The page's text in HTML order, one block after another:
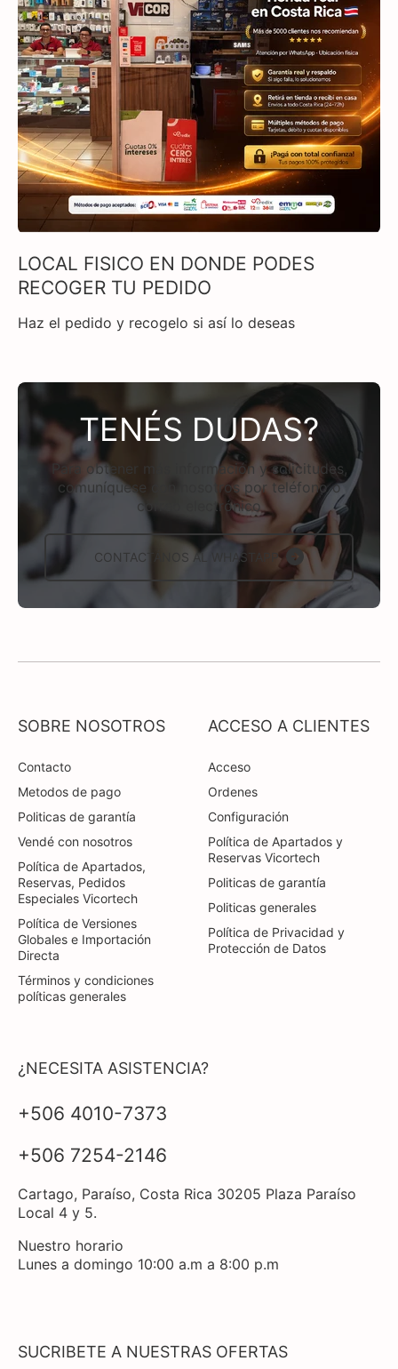
LOCAL FISICO EN DONDE PODES
RECOGER TU PEDIDO
Haz el pedido y recogelo si así lo deseas
TENÉS DUDAS?
Para obtener más información y solicitudes,
comuníquese con nosotros por teléfono o
correo electrónico
CONTACTÁNOS AL WHASTAPP
SOBRE NOSOTROS
Contacto
Metodos de pago
Politicas de garantía
Vendé con nosotros
Política de Apartados,
Reservas, Pedidos
Especiales Vicortech
Política de Versiones
Globales e Importación
Directa
Términos y condiciones
políticas generales
ACCESO A CLIENTES
Acceso
Ordenes
Configuración
Política de Apartados y
Reservas Vicortech
Politicas de garantía
Politicas generales
Política de Privacidad y
Protección de Datos
¿NECESITA ASISTENCIA?
+506 4010-7373
+506 7254-2146
Cartago, Paraíso, Costa Rica 30205 Plaza Paraíso
Local 4 y 5.
Nuestro horario
Lunes a domingo 10:00 a.m a 8:00 p.m
SUCRIBETE A NUESTRAS OFERTAS